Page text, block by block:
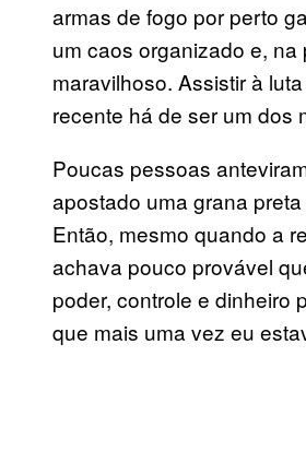
armas de fogo por perto
um caos organizado e,
maravilhoso. Assistir à
recente há de ser um dos
Poucas pessoas
apostado uma grana
Então, mesmo quando a
achava pouco provável
poder, controle e dinheiro
que mais uma vez eu